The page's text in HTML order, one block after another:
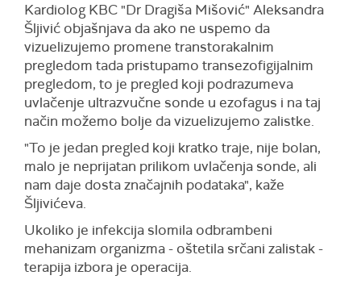
Kardiolog KBC "Dr Dragiša Mišović" Aleksandra
Šljivić objašnjava da ako ne uspemo da
vizuelizujemo promene transtorakalnim
pregledom tada pristupamo transezofigijalnim
pregledom, to je pregled koji podrazumeva
uvlačenje ultrazvučne sonde u ezofagus i na taj
način možemo bolje da vizuelizujemo zalistke.
"To je jedan pregled koji kratko traje, nije bolan,
malo je neprijatan prilikom uvlačenja sonde, ali
nam daje dosta značajnih podataka", kaže
Šljivićeva.
Ukoliko je infekcija slomila odbrambeni
mehanizam organizma - oštetila srčani zalistak -
terapija izbora je operacija.